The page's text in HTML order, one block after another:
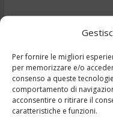
Per fornire le migliori
per memorizzare e/o
consenso a queste
comportamento di
acconsentire o ritirare il
caratteristiche e funzioni.
TG –
dal
19/1/2023
19 Gennaio 2023